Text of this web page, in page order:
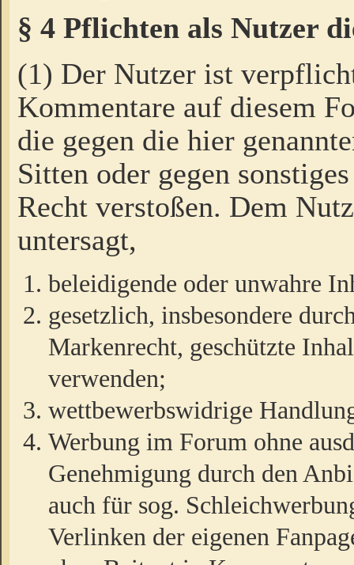
§ 4 Pflichten als Nutzer
(1) Der Nutzer ist
Kommentare auf diesem
die gegen die hier
Sitten oder gegen
Recht verstoßen. Dem
untersagt,
beleidigende oder unwahre
gesetzlich, insbesondere
Markenrecht, geschützte
verwenden;
wettbewerbswidrige
Werbung im Forum ohne
Genehmigung durch den
auch für sog.
Verlinken der eigenen